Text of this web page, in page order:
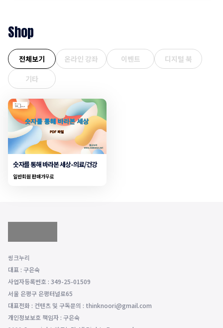
Shop
전체보기 온라인 강좌 이벤트
디지털 북
기타
숫자를 통해 바라본 세상-의료/건강
일반회원 판매가무료
씽크누리
대표 : 구은숙
사업자등록번호 : 349-25-01509
서울 은평구 은평터널로65
대표전화 : 컨텐츠 및 구독문의 : thinknoori@gmail.com
개인정보보호 책임자 : 구은숙